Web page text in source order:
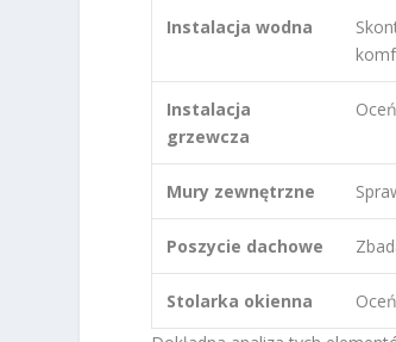
Instalacja wodna
Instalacja
grzewcza
Mury zewnętrzne
Poszycie dachowe
Stolarka okienna